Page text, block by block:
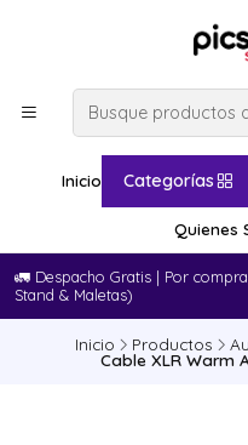
Inicio Categorías
Quienes
🚛​ Despacho Gratis | Por
Stand & Maletas)
Inicio Productos
Cable XLR Warm